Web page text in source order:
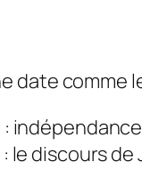
date comme
le discours de